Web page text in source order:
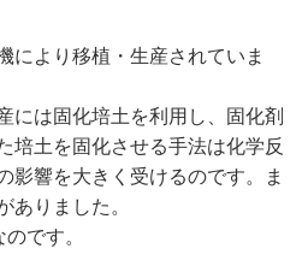
により移植・生産されていま
には固化培土を利用し、固化剤
培土を固化させる手法は化学反
影響を大きく受けるのです。ま
ありました。
です。